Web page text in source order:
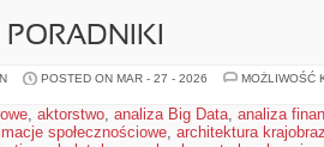
POSTED ON MAR - 27 - 2026
MOŻLIWOŚĆ
, aktorstwo, analiza Big Data, analiza
społecznościowe, architektura